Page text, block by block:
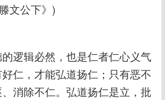
文公下》)
逻辑必然，也是仁者仁心义气
仁，才能弘道扬仁；只有恶不
消除不仁。弘道扬仁是立，批